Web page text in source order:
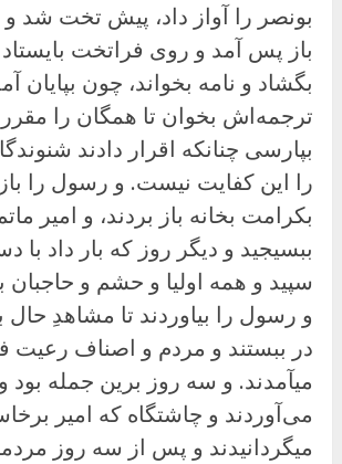
بونصر را آواز داد، پیش تخت شد و
باز پس آمد و روی فراتخت
بگشاد و نامه بخواند، چون بپایان
ترجمه‌اش بخوان تا همگان را مقرر
بپارسی چنانکه اقرار دادند
را این کفایت نیست. و رسول را
بکرامت بخانه باز بردند، و امیر
ببسیجید و دیگر روز که بار داد با
سپید و همه اولیا و حشم و حاجبان
و رسول را بیاوردند تا مشاهدِ حال
در ببستند و مردم و اصناف رعیت
میآمدند. و سه روز برین جمله بود
می‌آوردند و چاشتگاه که امیر
میگردانیدند و پس از سه روز